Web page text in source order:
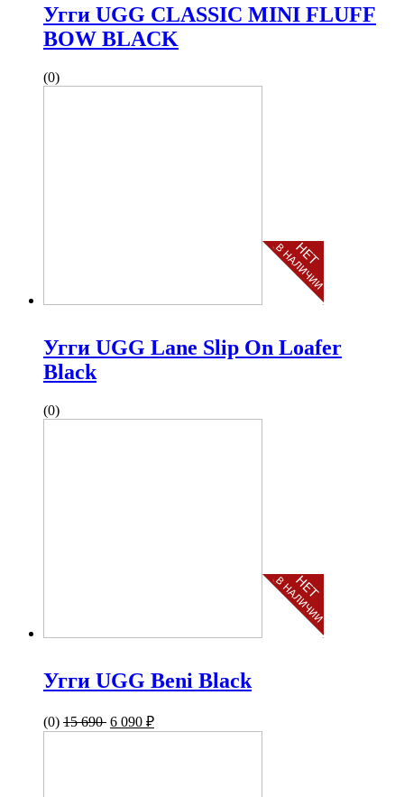
Угги UGG CLASSIC MINI FLUFF
BOW BLACK
(0)
Угги UGG Lane Slip On Loafer
Black
(0)
Угги UGG Beni Black
(0) 15 690 6 090 ₽